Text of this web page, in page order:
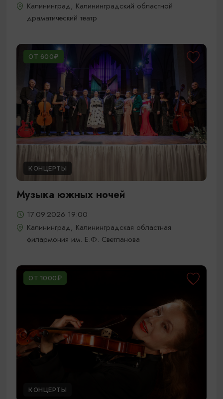
Калининград, Калининградский областной
драматический театр
ОТ 600₽
КОНЦЕРТЫ
Музыка южных ночей
17.09.2026 19:00
Калининград, Калининградская областная
филармония им. Е.Ф. Светланова
ОТ 1000₽
КОНЦЕРТЫ